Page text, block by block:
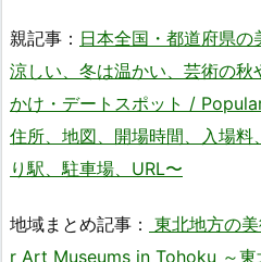
親記事： 日本全国・都道府県
涼しい、冬は温かい、芸術の秋
かけ・デートスポット /
住所、地図、開場時間、入場
り駅、駐車場、URL〜
地域まとめ記事： 東北地方の
r Art Museums in Tohoku ～東